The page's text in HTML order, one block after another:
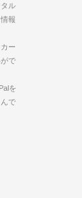
ル
報
ー
で
を
で